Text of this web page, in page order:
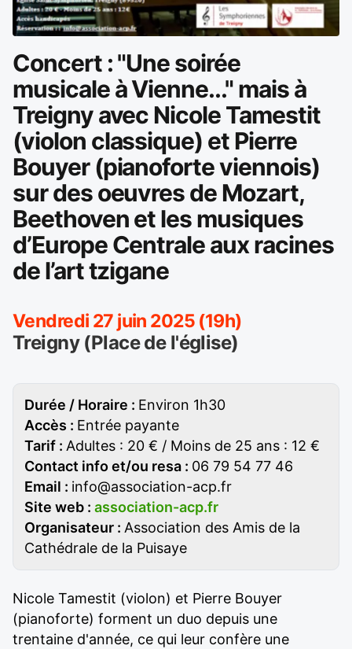
Concert : "Une soirée
musicale à Vienne..." mais à
Treigny avec Nicole Tamestit
(violon classique) et Pierre
Bouyer (pianoforte viennois)
sur des oeuvres de Mozart,
Beethoven et les musiques
d’Europe Centrale aux racines
de l’art tzigane
Vendredi 27 juin 2025 (19h)
Treigny (Place de l'église)
Durée / Horaire : Environ 1h30
Accès : Entrée payante
Tarif : Adultes : 20 € / Moins de 25 ans : 12 €
Contact info et/ou resa : 06 79 54 77 46
Email : info@association-acp.fr
Site web : association-acp.fr
Organisateur : Association des Amis de la
Cathédrale de la Puisaye
Nicole Tamestit (violon) et Pierre Bouyer
(pianoforte) forment un duo depuis une
trentaine d'année, ce qui leur confère une